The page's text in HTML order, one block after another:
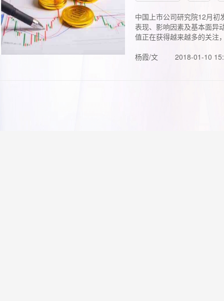
中国上市公司研究院12月初
表现、影响因素及基本面异
值正在获得越来越多的关注
杨霞/文
2018-01-10